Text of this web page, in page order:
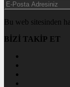
Bu web sitesinden
BİZİ TAKİP ET